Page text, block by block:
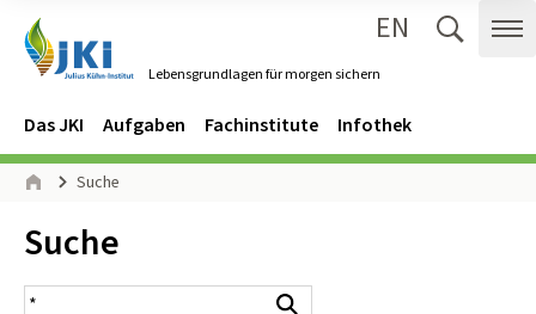
Lebensgrundlagen für morgen sichern
EN
Navigation
Hauptmenü
Das JKI Aufgaben Fachinstitute Infothek
Seitenpfad
Suche
Inhalt:
Suche
Suchergebnis